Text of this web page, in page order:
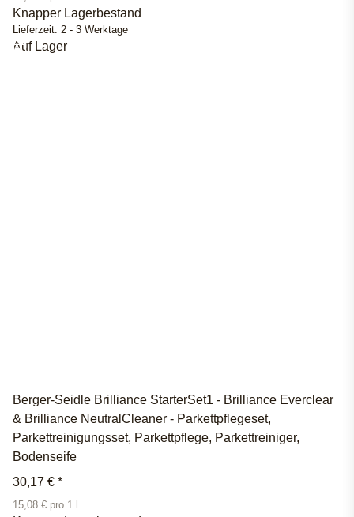
Knapper Lagerbestand
Lieferzeit: 2 - 3 Werktage
Auf Lager
Berger-Seidle Brilliance StarterSet1 - Brilliance Everclear
& Brilliance NeutralCleaner - Parkettpflegeset,
Parkettreinigungsset, Parkettpflege, Parkettreiniger,
Bodenseife
30,17 € *
15,08 € pro 1 l